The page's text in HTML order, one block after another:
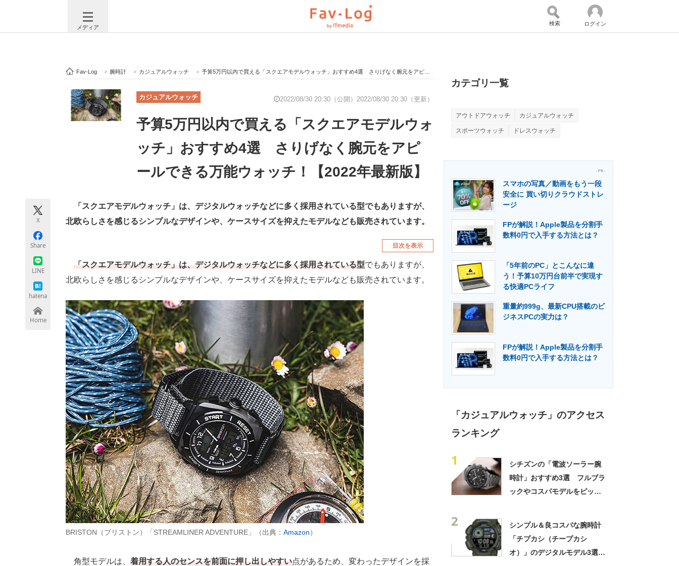
メディア
注目記事を集めた総合ページ ITの今と未来を見通す スマホと通信の最新トレンド 進化するPCとデバイスの未来
ビジネスと働き方のヒント AI活用のいまが分かる 企業ITのトレンドを詳説 経営リーダーのコミュニティ
ITエンジニア向け専門サイト 企業向けIT製品の総合サイト IT製品の技術・比較・事例 製造業のIT導入・活用を支援
モノづくり技術者専門サイト エレクトロニクス専門サイト 電子設計の基本と応用 エネルギーの専門メディア
ちょっと気になるネットの話題
検索 ログイン
Fav-Log > 腕時計 > カジュアルウォッチ > 予算5万円以内で買える「スクエアモデルウォッチ」おすすめ4選 さりげなく腕元をアピールできる万能ウォッチ！【2022年最新版】
カジュアルウォッチ 2022/08/30 20:30（公開） 2022/08/30 20:30（更新）
予算5万円以内で買える「スクエアモデルウォ
ッチ」おすすめ4選 さりげなく腕元をアピ
ールできる万能ウォッチ！【2022年最新版】
X
Share
LINE
hatena
Home
「スクエアモデルウォッチ」は、デジタルウォッチなどに多く採用されている型でもありますが、
北欧らしさを感じるシンプルなデザインや、ケースサイズを抑えたモデルなども販売されています。
目次を表示
「スクエアモデルウォッチ」は、デジタルウォッチなどに多く採用されている型でもありますが、
北欧らしさを感じるシンプルなデザインや、ケースサイズを抑えたモデルなども販売されています。
BRISTON（ブリストン）「STREAMLINER ADVENTURE」（出典： Amazon）
角型モデルは、 着用する人のセンスを前面に押し出しやすい点があるため、変わったデザインを採
カテゴリ一覧
アウトドアウォッチ カジュアルウォッチ
スポーツウォッチ ドレスウォッチ
- PR -
スマホの写真／動画をもう一段
安全に 買い切りクラウドストレ
ージ
FPが解説！Apple製品を分割手
数料0円で入手する方法とは？
「5年前のPC」とこんなに違
う！予算10万円台前半で実現す
る快適PCライフ
重量約999g、最新CPU搭載のビ
ジネスPCの実力は？
FPが解説！Apple製品を分割手
数料0円で入手する方法とは？
「カジュアルウォッチ」のアクセス
ランキング
1
シチズンの「電波ソーラー腕
時計」おすすめ3選 フルブラ
ックやコスパモデルをピック
2
シンプル＆良コスパな腕時計
「チプカシ（チープカシ
オ）」のデジタルモデル3選